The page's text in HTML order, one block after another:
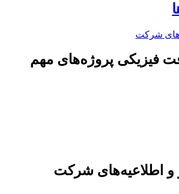
های شرکت
فیزیکی پروژه‌های مهم
و اطلاعیه‌های شرکت